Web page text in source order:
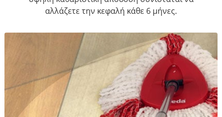
αλλάζετε την κεφαλή κάθε 6 μήνες.